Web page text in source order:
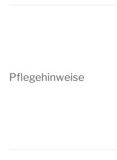
Pflegehinweise